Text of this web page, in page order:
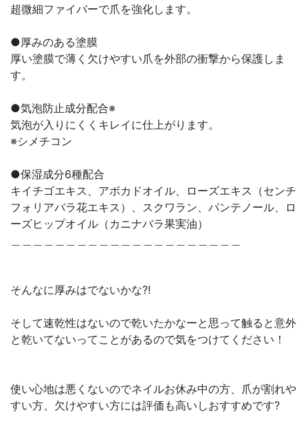
超微細ファイバーで爪を強化します。
●厚みのある塗膜
厚い塗膜で薄く欠けやすい爪を外部の衝撃から保護しま
す。
●気泡防止成分配合※
気泡が入りにくくキレイに仕上がります。
※シメチコン
●保湿成分6種配合
キイチゴエキス、アボカドオイル、ローズエキス（センチ
フォリアバラ花エキス）、スクワラン、パンテノール、ロ
ーズヒップオイル（カニナバラ果実油）
そんなに厚みはでないかな⁈
そして速乾性はないので乾いたかなーと思って触ると意外
と乾いてないってことがあるので気をつけてください！
使い心地は悪くないのでネイルお休み中の方、爪が割れや
すい方、欠けやすい方には評価も高いしおすすめです?